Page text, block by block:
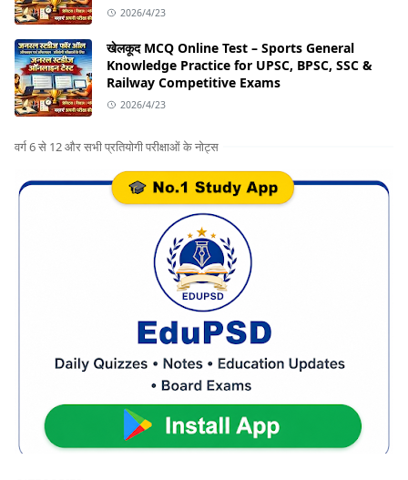
2026/4/23
खेलकूद MCQ Online Test – Sports General
Knowledge Practice for UPSC, BPSC, SSC &
Railway Competitive Exams
2026/4/23
वर्ग 6 से 12 और सभी प्रतियोगी परीक्षाओं के नोट्स